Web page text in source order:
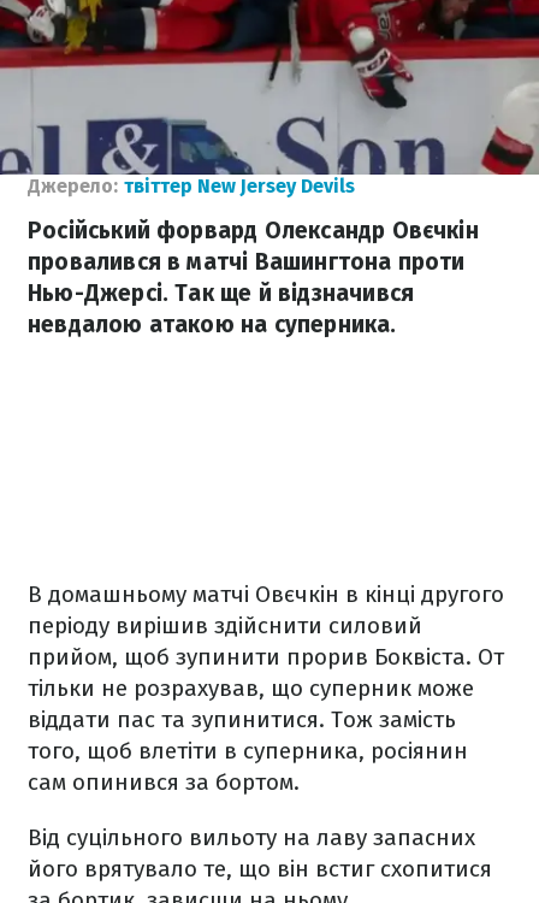
Джерело: твіттер New Jersey Devils
Російський форвард Олександр Овєчкін
провалився в матчі Вашингтона проти
Нью-Джерсі. Так ще й відзначився
невдалою атакою на суперника.
В домашньому матчі Овєчкін в кінці другого
періоду вирішив здійснити силовий
прийом, щоб зупинити прорив Боквіста. От
тільки не розрахував, що суперник може
віддати пас та зупинитися. Тож замість
того, щоб влетіти в суперника, росіянин
сам опинився за бортом.
Від суцільного вильоту на лаву запасних
його врятувало те, що він встиг схопитися